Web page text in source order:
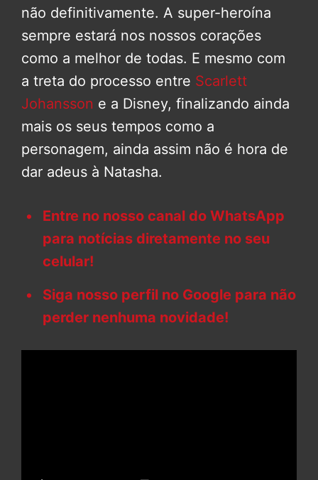
não definitivamente. A super-heroína
sempre estará nos nossos corações
como a melhor de todas. E mesmo com
a treta do processo entre Scarlett
Johansson e a Disney, finalizando ainda
mais os seus tempos como a
personagem, ainda assim não é hora de
dar adeus à Natasha.
Entre no nosso canal do WhatsApp
para notícias diretamente no seu
celular!
Siga nosso perfil no Google para não
perder nenhuma novidade!